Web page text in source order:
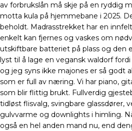
av forbrukslån må skje på en ryddig
motta kula på hjemmebane i 2025.
beholdt. Madrasstrekket har en
enkelt kan fjernes og vaskes om
utskiftbare batteriet på plass og den
lyst til å lage en vegansk waldorf
og jeg syns ikke majones er så godt
som er full av næring. Vi har piano,
som blir flittig brukt. Fullverdig
tidløst flisvalg, svingbare glassdører,
gulvvarme og downlights i himling.
også en hel anden mand nu, end